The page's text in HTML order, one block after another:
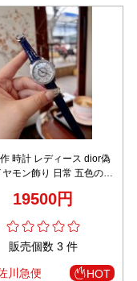
時計 レディース dior偽
ヤモン飾り 日常 五色のレ
19500円
販売個数 3 件
川急便 HOT